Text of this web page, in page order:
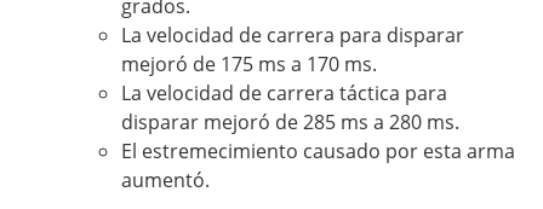
grados.
La velocidad de carrera para disparar
mejoró de 175 ms a 170 ms.
La velocidad de carrera táctica para
disparar mejoró de 285 ms a 280 ms.
El estremecimiento causado por esta arma
aumentó.